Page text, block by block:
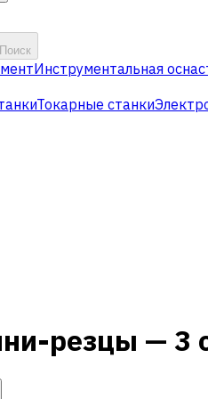
Поиск
Инструментальная
Токарные станки
резцы — 3